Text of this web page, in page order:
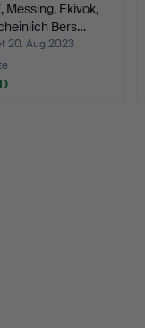
Messing, Ekivok,
Bers…
20. Aug 2023